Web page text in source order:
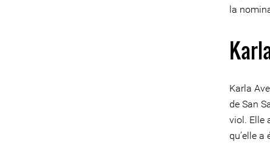
la
Karla
de San
viol. Elle
qu’elle